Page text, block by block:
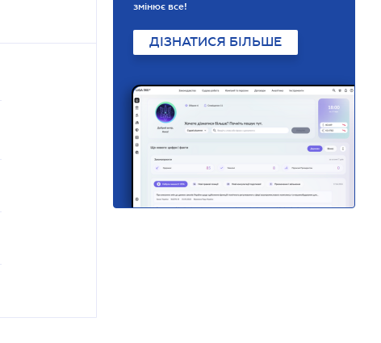
змінює все!
ДІЗНАТИСЯ БІЛЬШЕ